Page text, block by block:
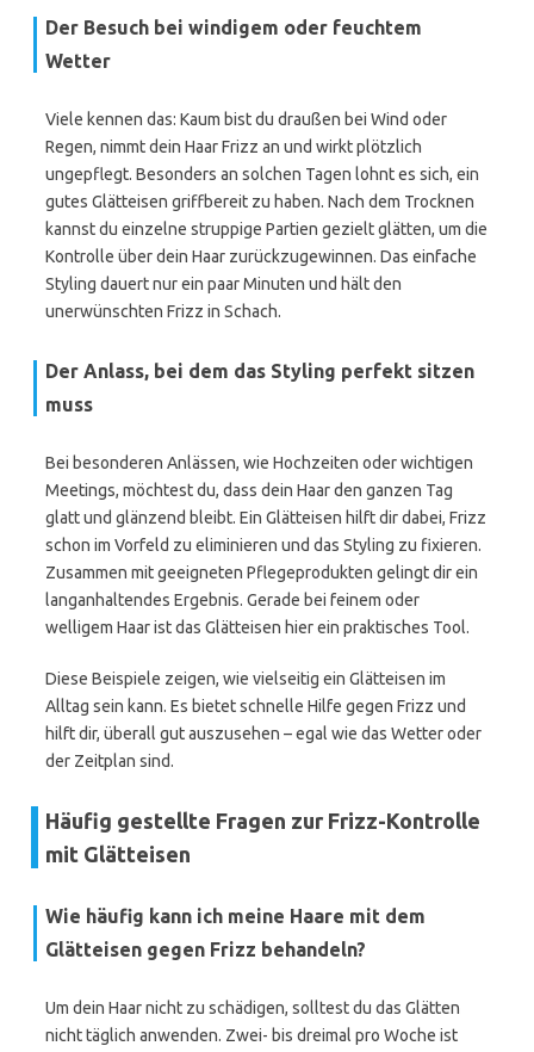
Der Besuch bei windigem oder feuchtem
Wetter
Viele kennen das: Kaum bist du draußen bei Wind oder
Regen, nimmt dein Haar Frizz an und wirkt plötzlich
ungepflegt. Besonders an solchen Tagen lohnt es sich, ein
gutes Glätteisen griffbereit zu haben. Nach dem Trocknen
kannst du einzelne struppige Partien gezielt glätten, um die
Kontrolle über dein Haar zurückzugewinnen. Das einfache
Styling dauert nur ein paar Minuten und hält den
unerwünschten Frizz in Schach.
Der Anlass, bei dem das Styling perfekt sitzen
muss
Bei besonderen Anlässen, wie Hochzeiten oder wichtigen
Meetings, möchtest du, dass dein Haar den ganzen Tag
glatt und glänzend bleibt. Ein Glätteisen hilft dir dabei, Frizz
schon im Vorfeld zu eliminieren und das Styling zu fixieren.
Zusammen mit geeigneten Pflegeprodukten gelingt dir ein
langanhaltendes Ergebnis. Gerade bei feinem oder
welligem Haar ist das Glätteisen hier ein praktisches Tool.
Diese Beispiele zeigen, wie vielseitig ein Glätteisen im
Alltag sein kann. Es bietet schnelle Hilfe gegen Frizz und
hilft dir, überall gut auszusehen – egal wie das Wetter oder
der Zeitplan sind.
Häufig gestellte Fragen zur Frizz-Kontrolle
mit Glätteisen
Wie häufig kann ich meine Haare mit dem
Glätteisen gegen Frizz behandeln?
Um dein Haar nicht zu schädigen, solltest du das Glätten
nicht täglich anwenden. Zwei- bis dreimal pro Woche ist